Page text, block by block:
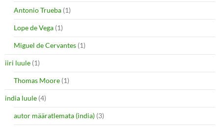
Antonio Trueba (1)
Lope de Vega (1)
Miguel de Cervantes (1)
iiri luule (1)
Thomas Moore (1)
india luule (4)
autor määratlemata (india) (3)